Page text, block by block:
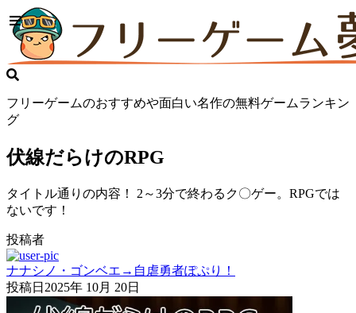
フリーゲームのおすすめや面白い名作の無料ゲームランキン
グ
伏線だらけのRPG
タイトル通りの内容！ 2～3分で終わるク〇ゲー。RPGでは
ないです！
投稿者
ナナシノ・ゴンベエ→自虐勇者ぽぷり！
投稿日 2025年 10月 20日